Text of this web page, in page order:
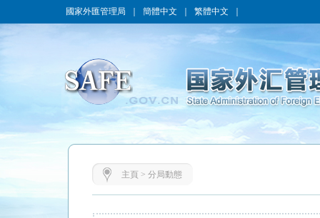
國家外匯管理局 簡體中文 繁體中文
主頁 > 分局動態